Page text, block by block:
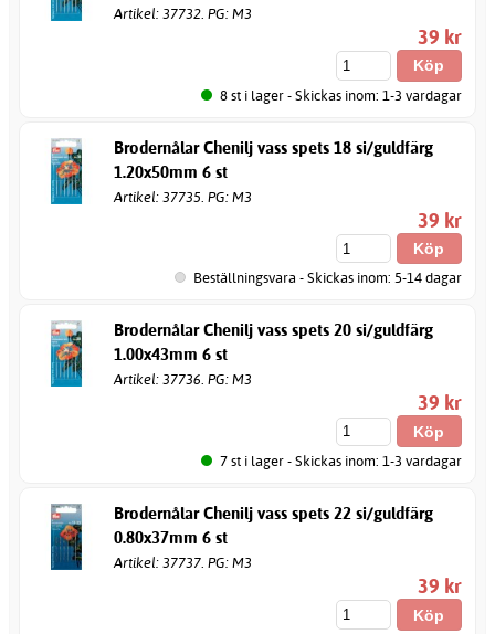
Artikel: 37732. PG: M3
39 kr
8 st i lager - Skickas inom: 1-3 vardagar
Brodernålar Chenilj vass spets 18 si/guldfärg
1.20x50mm 6 st
Artikel: 37735. PG: M3
39 kr
Beställningsvara - Skickas inom: 5-14 dagar
Brodernålar Chenilj vass spets 20 si/guldfärg
1.00x43mm 6 st
Artikel: 37736. PG: M3
39 kr
7 st i lager - Skickas inom: 1-3 vardagar
Brodernålar Chenilj vass spets 22 si/guldfärg
0.80x37mm 6 st
Artikel: 37737. PG: M3
39 kr